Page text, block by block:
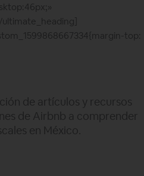
top:
de artículos y recursos
de Airbnb a comprender
en México.